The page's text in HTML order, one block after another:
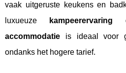
vaak uitgeruste keukens en
luxueuze
kampeerervaring
accommodatie is ideaal voor
ondanks het hogere tarief.